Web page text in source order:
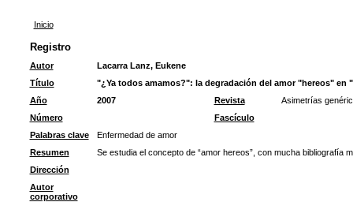
Inicio
Registro
Autor
Lacarra Lanz, Eukene
Título
"¿Ya todos amamos?": la degradación del amor "hereos" en
Año
2007 Revista
Asimetrías
Número
Fascículo
Palabras clave
Enfermedad de amor
Resumen
Se estudia el concepto de “amor hereos”, con mucha bibliografía
Dirección
Autor
corporativo